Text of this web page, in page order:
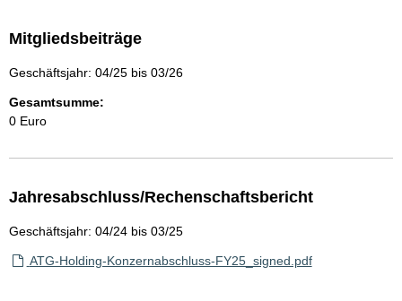
Mitgliedsbeiträge
Geschäftsjahr: 04/25 bis 03/26
Gesamtsumme:
0 Euro
Jahresabschluss/Rechenschaftsbericht
Geschäftsjahr: 04/24 bis 03/25
ATG-Holding-Konzernabschluss-FY25_signed.pdf